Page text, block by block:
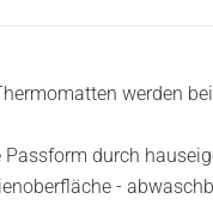
werden
Passform durch
-